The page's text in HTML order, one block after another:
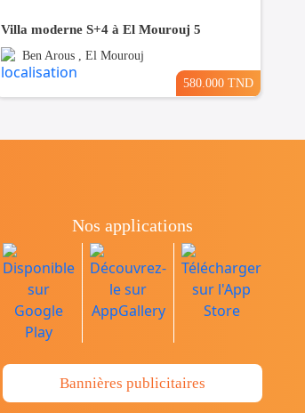
Villa moderne S+4 à El Mourouj 5
Ben Arous , El Mourouj
580.000 TND
Nos applications
Bannières publicitaires